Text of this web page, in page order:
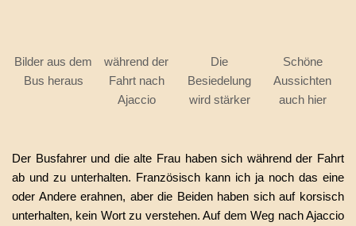
Bilder aus dem
Bus heraus
während der
Fahrt nach
Ajaccio
Die
Besiedelung
wird stärker
Schöne
Aussichten
auch hier
Der Busfahrer und die alte Frau haben sich während der Fahrt
ab und zu unterhalten. Französisch kann ich ja noch das eine
oder Andere erahnen, aber die Beiden haben sich auf korsisch
unterhalten, kein Wort zu verstehen. Auf dem Weg nach Ajaccio